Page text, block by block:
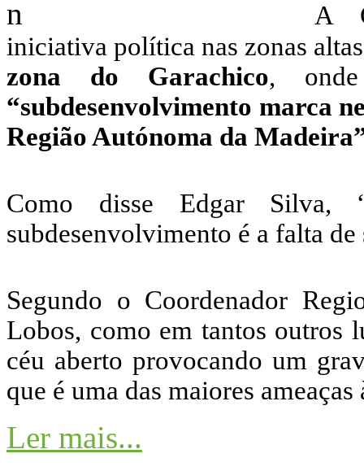
A
iniciativa política nas zonas
zona do Garachico,
“subdesenvolvimento marca
Região Autónoma da
Como disse Edgar Silva,
subdesenvolvimento é a falta de
Segundo o Coordenador
Lobos, como em tantos outros
céu aberto provocando um
que é uma das maiores
Ler mais...